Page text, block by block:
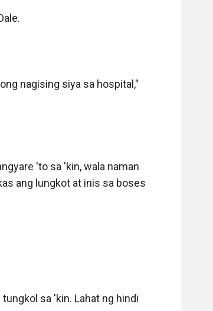
nagising siya sa hospital,"
'to sa 'kin, wala naman
ang lungkot at inis sa boses
sa 'kin. Lahat ng hindi